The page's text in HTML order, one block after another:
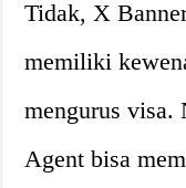
Tidak, X
memiliki
mengurus visa.
Agent bisa